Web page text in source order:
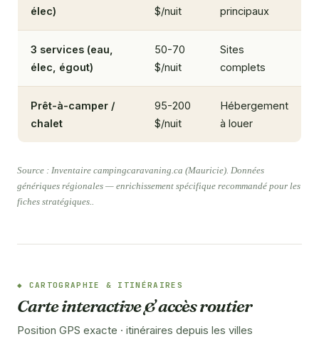
élec)
$/nuit
principaux
3 services (eau,
élec, égout)
50-70
$/nuit
Sites
complets
Prêt-à-camper /
chalet
95-200
$/nuit
Hébergement
à louer
Source : Inventaire campingcaravaning.ca (Mauricie). Données
génériques régionales — enrichissement spécifique recommandé pour les
fiches stratégiques..
CARTOGRAPHIE & ITINÉRAIRES
Carte interactive & accès routier
Position GPS exacte · itinéraires depuis les villes